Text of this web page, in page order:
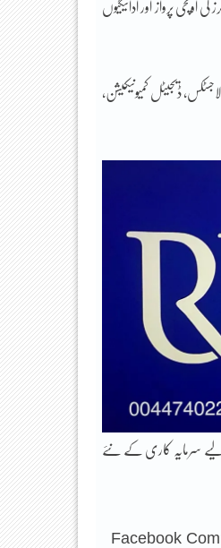
پرواز اور ادائیگیوں
ڈیجیٹل کمیونیکیشن،
سرمایہ کاری کے نئے
Facebook